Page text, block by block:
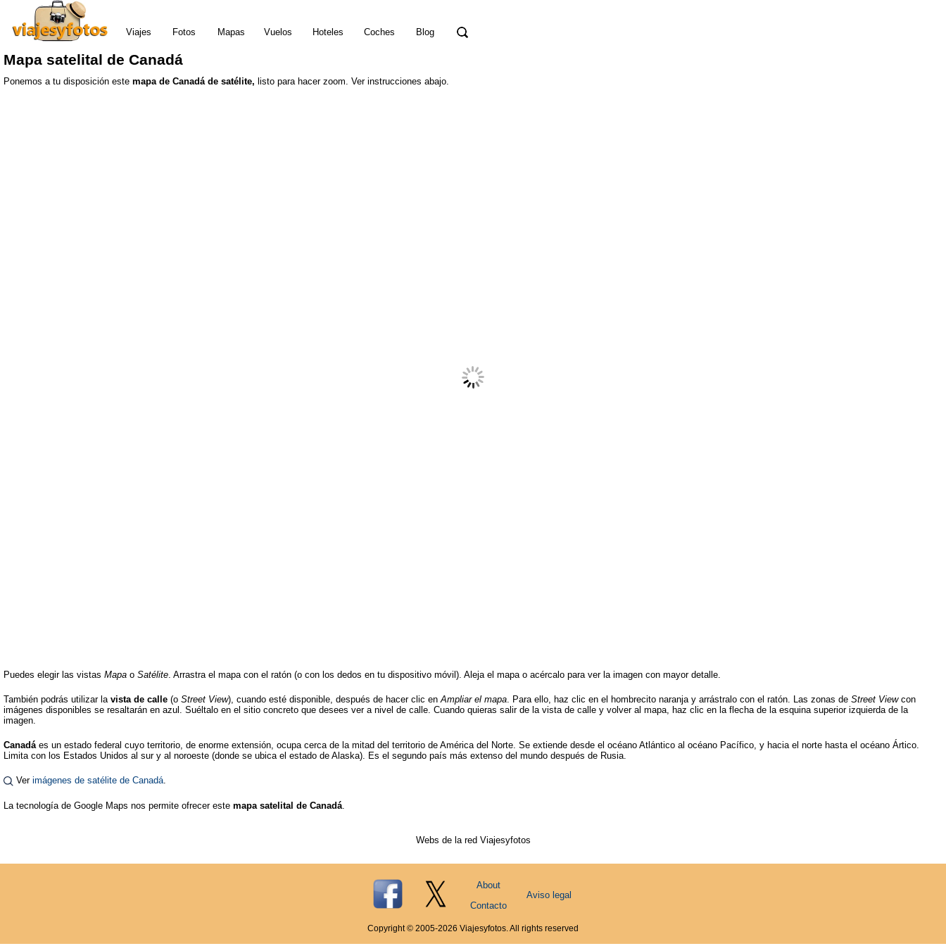
Viajes Fotos Mapas Vuelos Hoteles Coches Blog
Mapa satelital de Canadá
Ponemos a tu disposición este mapa de Canadá de satélite, listo para hacer zoom. Ver instrucciones abajo.
Puedes elegir las vistas Mapa o Satélite. Arrastra el mapa con el ratón (o con los dedos en tu dispositivo móvil). Aleja el mapa o acércalo para ver la imagen con mayor detalle.
También podrás utilizar la vista de calle (o Street View), cuando esté disponible, después de hacer clic enAmpliar el mapa. Para ello, haz clic en el hombrecito naranja y arrástralo con el ratón. Las zonas de Street Viewcon
imágenes disponibles se resaltarán en azul. Suéltalo en el sitio concreto que desees ver a nivel de calle. Cuando quieras salir de la vista de calle y volver al mapa, haz clic en la flecha de la esquina superior izquierda de la
imagen.
Canadáes un estado federal cuyo territorio, de enorme extensión, ocupa cerca de la mitad del territorio de América del Norte. Se extiende desde el océano Atlántico al océano Pacífico, y hacia el norte hasta el océano Ártico.
Limita con los Estados Unidos al sur y al noroeste (donde se ubica el estado de Alaska). Es el segundo país más extenso del mundo después de Rusia.
Ver imágenes de satélite de Canadá.
La tecnología de Google Maps nos permite ofrecer este mapa satelital de Canadá
Webs de la red Viajesyfotos
About
Contacto
Aviso legal
Copyright © 2005-2026 Viajesyfotos. All rights reserved